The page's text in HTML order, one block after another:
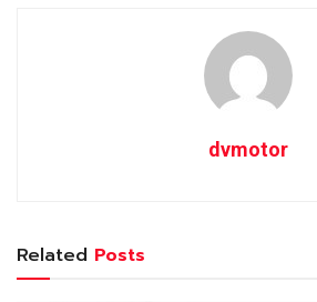
dvmotor
Related Posts